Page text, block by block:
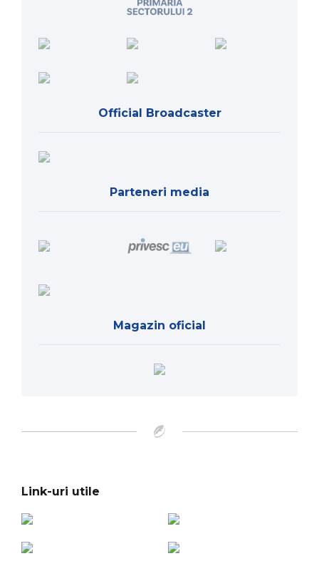
Official Broadcaster
Parteneri media
Magazin oficial
Link-uri utile